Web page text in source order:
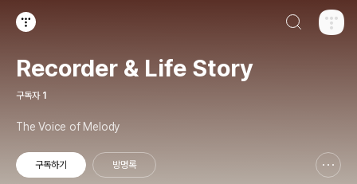
Recorder & Life Story
구독자 1
The Voice of Melody
구독하기 방명록